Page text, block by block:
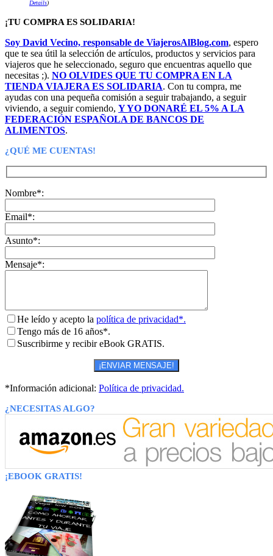
Details)
¡TU COMPRA ES SOLIDARIA!
Soy David Vecino, responsable de ViajerosAlBlog.com, espero
que te sea útil la selección de artículos, productos y servicios para
viajeros que he seleccionado, seguro que encuentras aquello que
necesitas ;). NO OLVIDES QUE TU COMPRA EN LA
TIENDA VIAJERA ES SOLIDARIA. Con tu compra, me
ayudas con una pequeña comisión a seguir trabajando, a seguir
viviendo, a seguir comiendo, Y YO DONARÉ EL 5% A LA
FEDERACIÓN ESPAÑOLA DE BANCOS DE
ALIMENTOS.
¿QUÉ ME CUENTAS!
Nombre*:
Email*:
Asunto*:
Mensaje*:
He leído y acepto la política de privacidad*.
Tengo más de 16 años*.
Suscribirme y recibir eBook GRATIS.
*Información adicional: Política de privacidad.
¿NECESITAS ALGO?
¡EBOOK GRATIS!